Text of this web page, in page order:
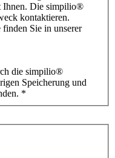
kostenlosen Beratungsgespräches mit Ihnen. Die simpilio®
kontaktieren.
Sie in unserer
die simpilio®
Speicherung und
*